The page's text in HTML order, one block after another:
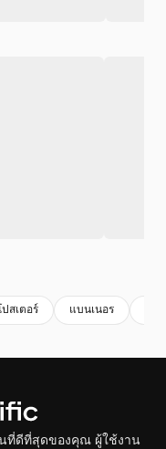
ปสเตอร์ แบนเนอร
ที่ดีที่สุดของคุณ ผู้ใช้งาน